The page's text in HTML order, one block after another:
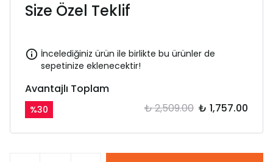
Size Özel Teklif
İncelediğiniz ürün ile birlikte bu ürünler de
sepetinize eklenecektir!
Avantajlı Toplam
%30 ₺ 2,509.00 ₺ 1,757.00